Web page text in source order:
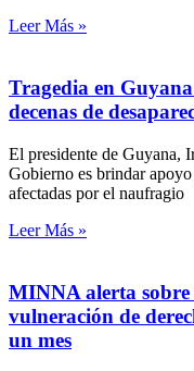
Leer Más »
Tragedia en
decenas de
El presidente de Guyana,
Gobierno es brindar
afectadas por el naufragio
Leer Más »
MINNA alerta sobre
vulneración de
un mes